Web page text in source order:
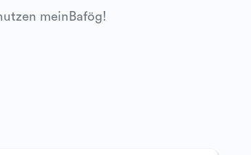
meinBafög!